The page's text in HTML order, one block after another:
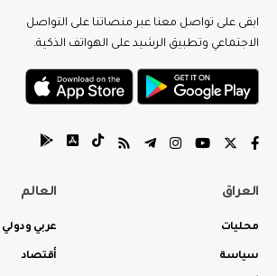
ابقى على تواصل معنا عبر منصاتنا على التواصل
الاجتماعي وتطبيق الرشيد على الهواتف الذكية.
العراق
محليات
سياسة
العالم
عربي ودولي
أقتصاد